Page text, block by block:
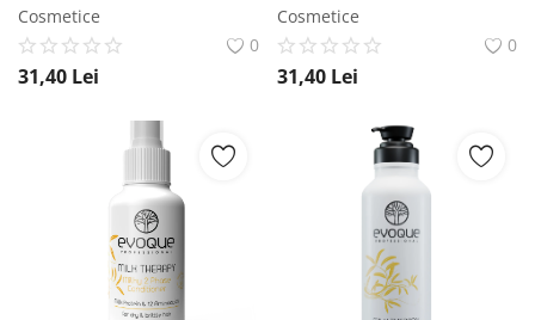
Cosmetice
0
31,40 Lei
Cosmetice
0
31,40 Lei